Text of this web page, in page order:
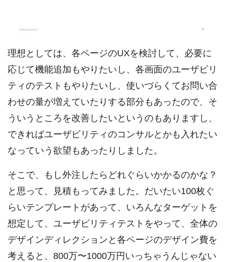
理想としては、各ページのUXを検討して、必要に
応じて機能追加もやりたいし、各画面のユーザビリ
ティのテストもやりたいし、使いづらくてお問い合
わせの量が増えていたりする部分もあったので、そ
ういうところを改善したいというのもありますし、
できればユーザビリティのコンサルとかも入れたい
なっていう欲望もあったりしました。
そこで、もし外注したらどれぐらいかかるのかな？
と思って、見積もってみました。だいたい100枚ぐ
らいテンプレートがあって、いろんなターゲットを
想定して、ユーザビリティテストをやって、全体の
デザインディレクションと各ページのデザイン費を
考えると、800万〜1000万円いっちゃうんじゃない